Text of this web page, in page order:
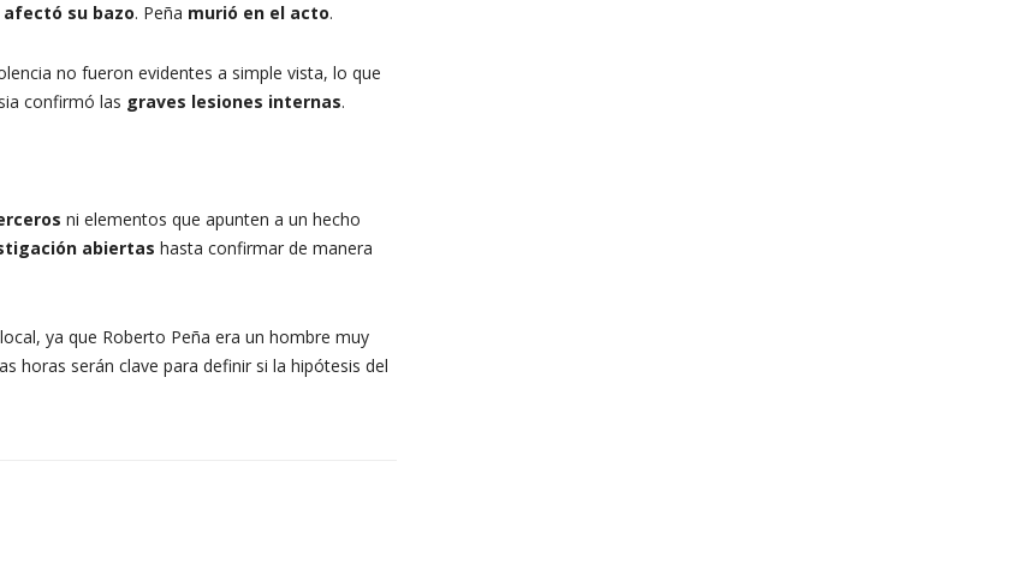
su bazo. Peña murió en el acto.
no fueron evidentes a simple vista, lo que
confirmó las graves lesiones internas.
ni elementos que apunten a un hecho
abiertas hasta confirmar de manera
ya que Roberto Peña era un hombre muy
horas serán clave para definir si la hipótesis del